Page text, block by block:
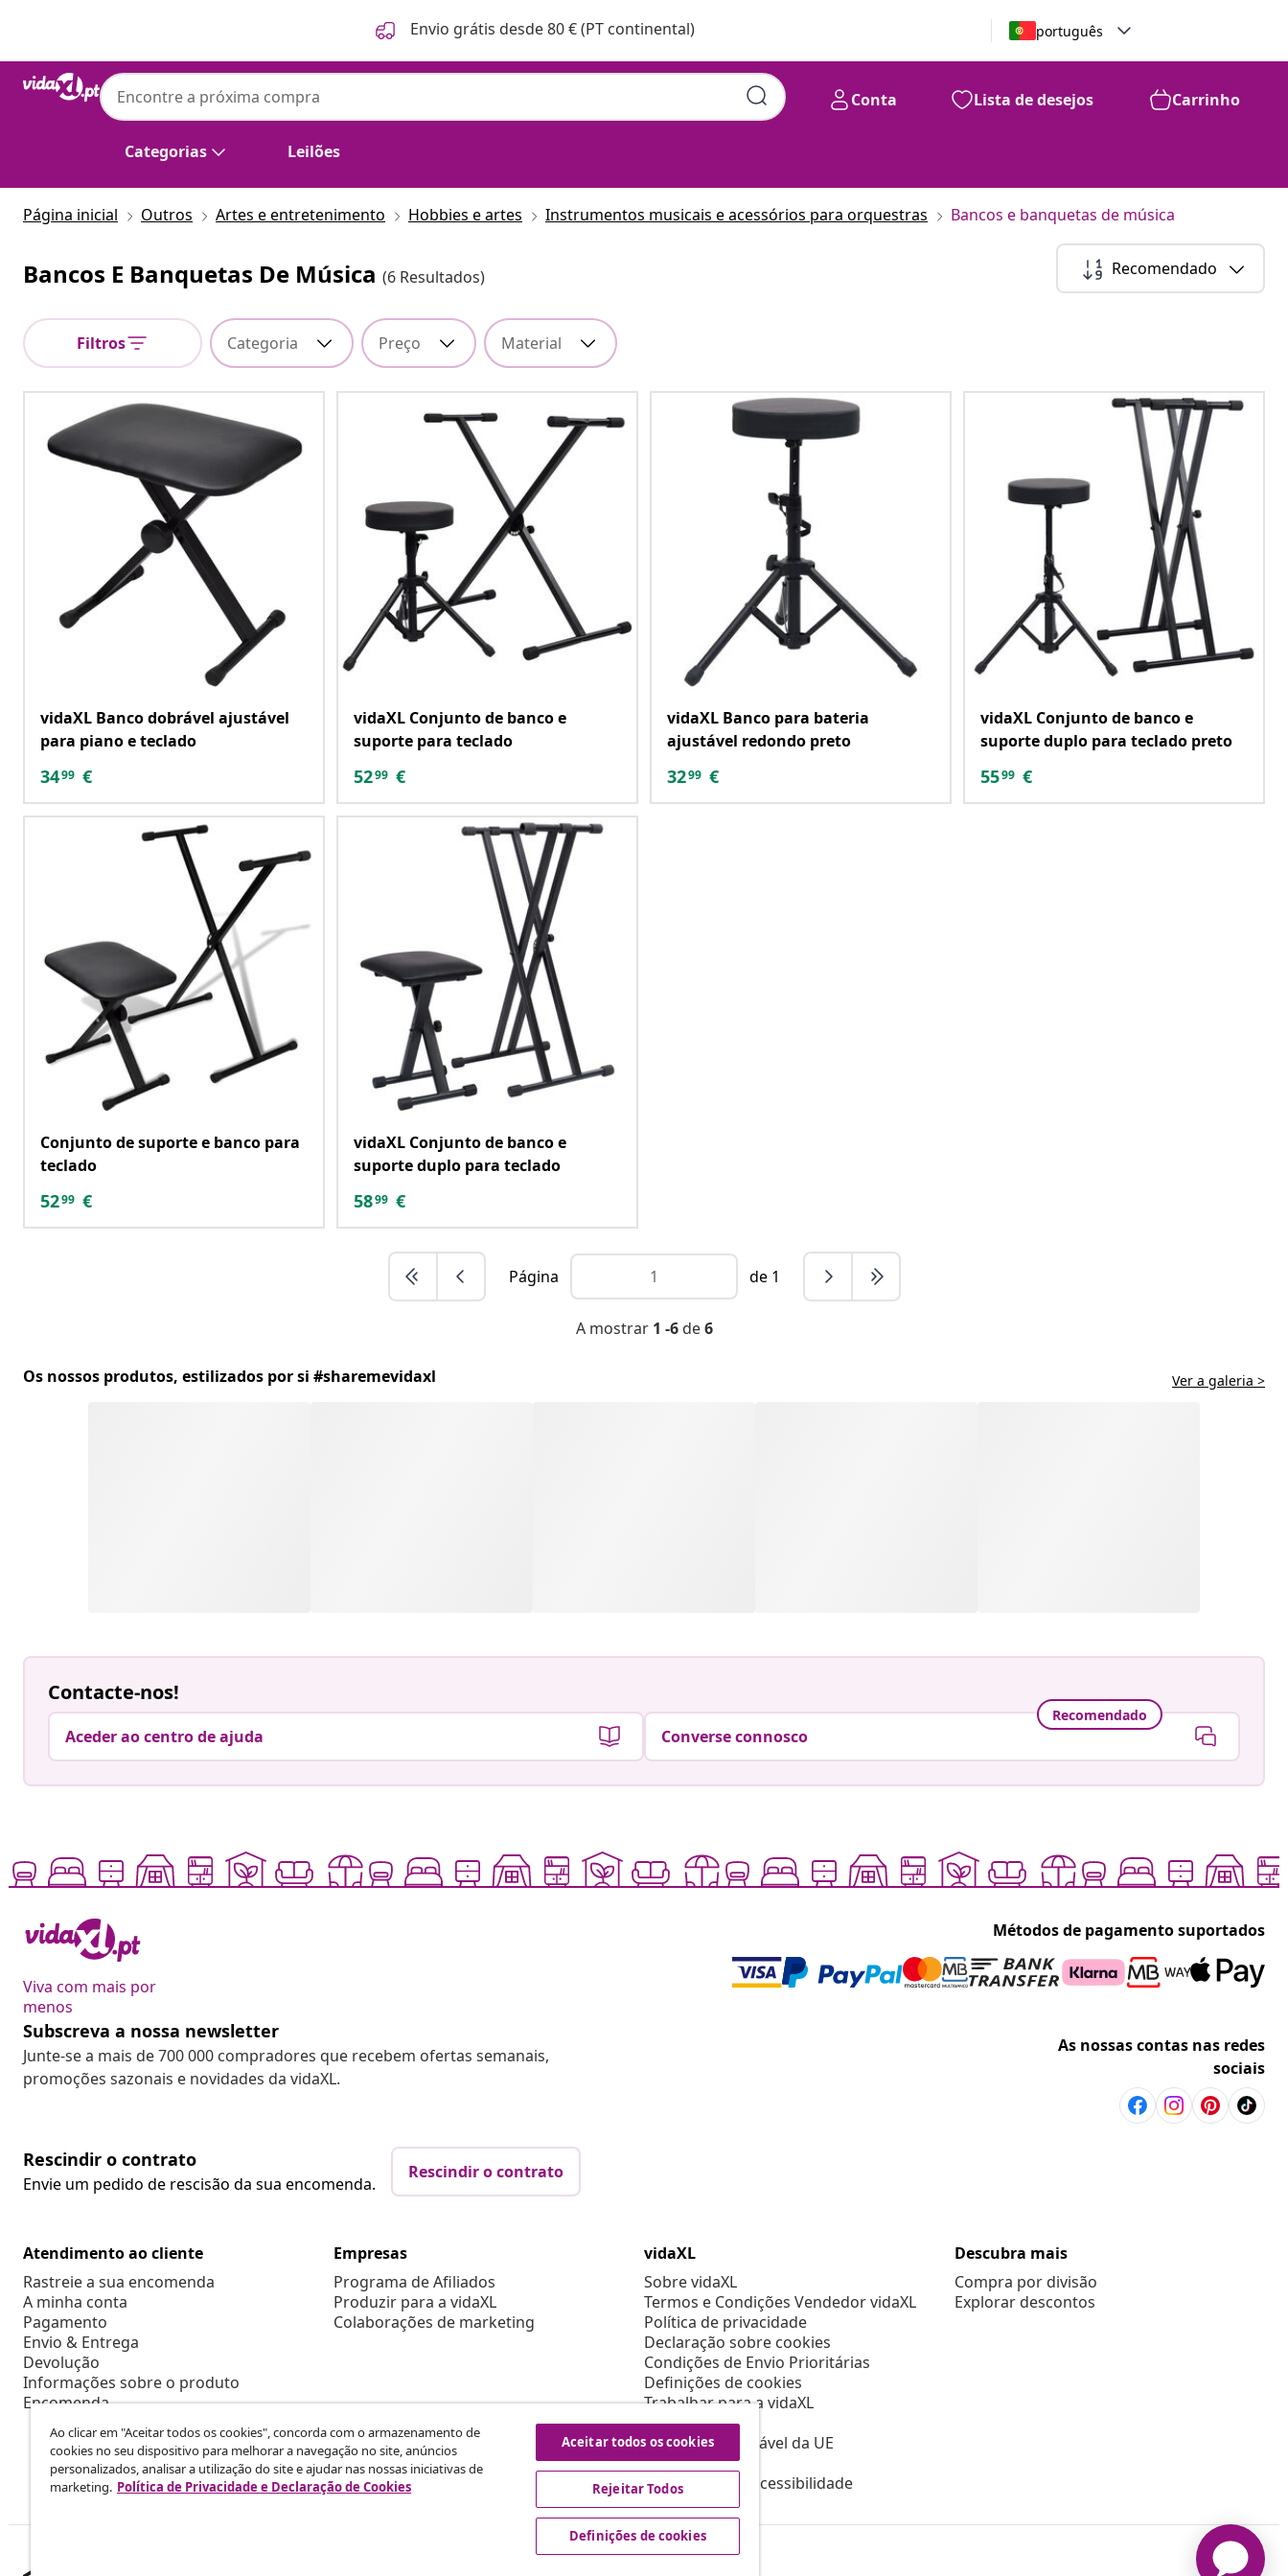
Envio grátis desde 80 € (PT continental) português
Categorias Leilões
Conta Lista de desejos Carrinho
Página inicial Outros Artes e entretenimento Hobbies e artes Instrumentos musicais e acessórios para orquestras Bancos e banquetas de música
Bancos E Banquetas De Música (6 Resultados) Recomendado
Filtros Categoria Preço Material
vidaXL Banco dobrável ajustável
para piano e teclado
3499 €
vidaXL Conjunto de banco e
suporte para teclado
5299 €
vidaXL Banco para bateria
ajustável redondo preto
3299 €
vidaXL Conjunto de banco e
suporte duplo para teclado preto
5599 €
Conjunto de suporte e banco para
teclado
5299 €
vidaXL Conjunto de banco e
suporte duplo para teclado
5899 €
Página de 1
A mostrar 1 -6de6
Os nossos produtos, estilizados por si #sharemevidaxl Ver a galeria >
Contacte-nos!
Aceder ao centro de ajuda
Recomendado
Converse connosco
Viva com mais por
menos
Métodos de pagamento suportados
Subscreva a nossa newsletter
Junte-se a mais de 700 000 compradores que recebem ofertas semanais,
promoções sazonais e novidades da vidaXL.
As nossas contas nas redes
sociais
Rescindir o contrato
Envie um pedido de rescisão da sua encomenda.
Rescindir o contrato
Atendimento ao cliente
Rastreie a sua encomenda
A minha conta
Pagamento
Envio & Entrega
Devolução
Informações sobre o produto
Encomenda
Empresas
Programa de Afiliados
Produzir para a vidaXL
Colaborações de marketing
vidaXL
Sobre vidaXL
Termos e Condições Vendedor vidaXL
Política de privacidade
Declaração sobre cookies
Condições de Envio Prioritárias
Definições de cookies
Trabalhar para a vidaXL
Segurança
Pessoa responsável da UE
Política de EPR
Declaração de acessibilidade
Descubra mais
Compra por divisão
Explorar descontos
Ao clicar em "Aceitar todos os cookies", concorda com o armazenamento de
cookies no seu dispositivo para melhorar a navegação no site, anúncios
personalizados, analisar a utilização do site e ajudar nas nossas iniciativas de
marketing. Política de Privacidade e Declaração de Cookies
Aceitar todos os cookies
Rejeitar Todos
Definições de cookies